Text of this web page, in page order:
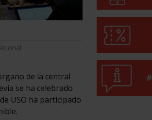
de la central
se ha celebrado
USO ha participado